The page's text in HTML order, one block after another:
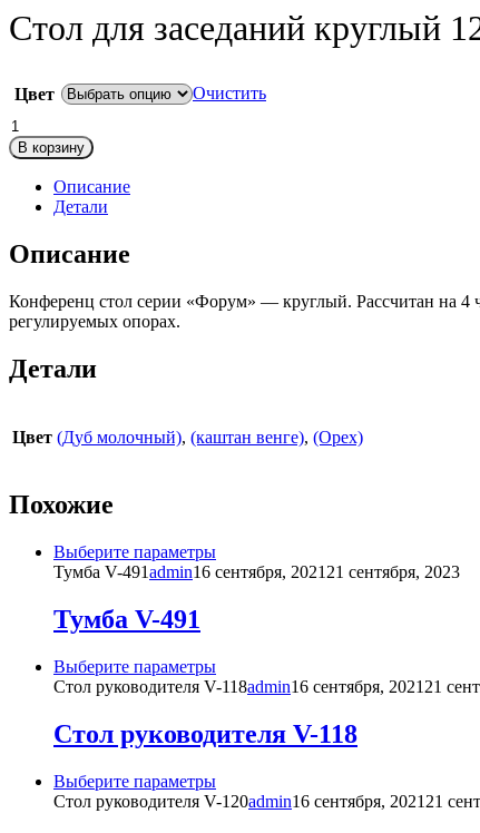
Стол для заседаний круглый
Цвет
Очистить
Количество
товара
Стол
заседаний
1200х1200х750
В корзину
Описание
Детали
Описание
Конференц стол серии «Форум» — круглый. Рассчитан на
регулируемых опорах.
Детали
Цвет (Дуб молочный), (каштан венге), (Орех)
Похожие
Выберите параметрыЭтот
товар
можно
выбрать
странице
товара.
Тумба V-491admin16 сентября, 2021 21 сентября, 2023
Тумба V-491
Выберите параметрыЭтот
товар
вариаций.
можно
выбрать
Стол руководителя V-118admin16 сентября, 2021 21
Стол руководителя V-118
Выберите параметрыЭтот
товар
Стол руководителя V-120admin16 сентября, 2021 21